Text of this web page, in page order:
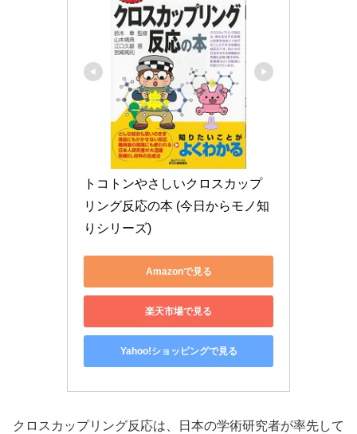
トコトンやさしいクロスカップ
リング反応の本 (今日からモノ知
りシリーズ)
Amazonで見る
楽天市場で見る
Yahoo!ショッピングで見る
クロスカップリング反応は、日本の学術研究者が率先して